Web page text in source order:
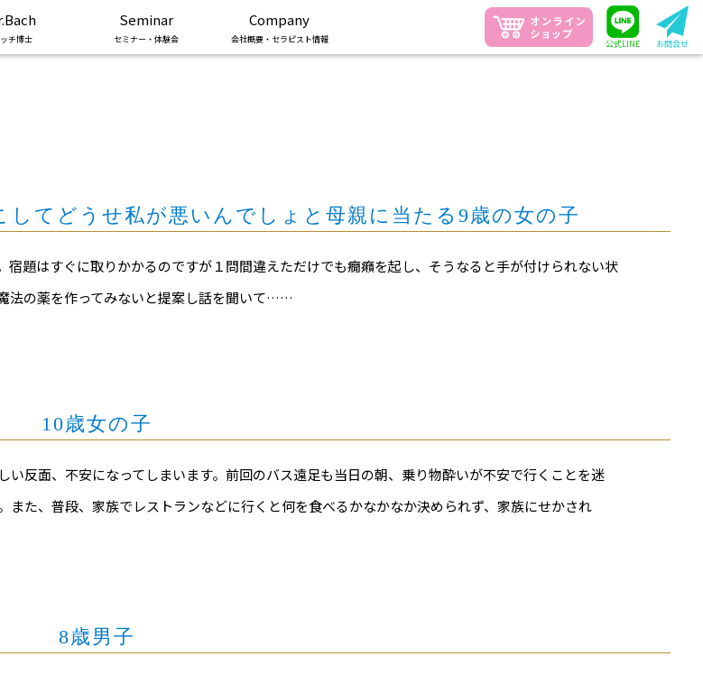
チ博士
Seminar
セミナー・体験会
Company
会社概要・セラピスト情報 公式LINE お問合せ
てどうせ私が悪いんでしょと母親に当たる9歳の女の子
宿題はすぐに取りかかるのですが１問間違えただけでも癇癪を起し、そうなると手が付けられない状
法の薬を作ってみないと提案し話を聞いて……
10歳女の子
い反面、不安になってしまいます。前回のバス遠足も当日の朝、乗り物酔いが不安で行くことを迷
また、普段、家族でレストランなどに行くと何を食べるかなかなか決められず、家族にせかされ
8歳男子